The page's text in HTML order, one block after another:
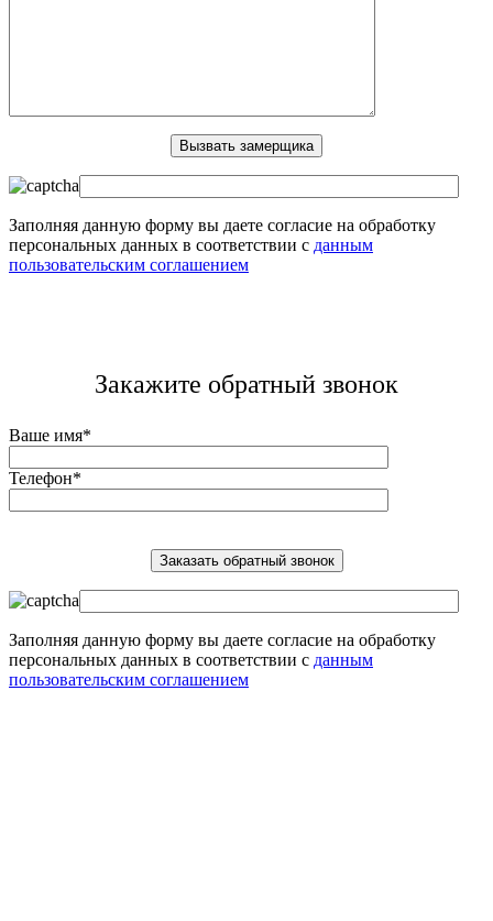
Заполняя данную форму вы даете согласие на обработку
персональных данных в соответствии с данным
пользовательским соглашением
Закажите обратный звонок
Ваше имя*
Телефон*
Заполняя данную форму вы даете согласие на обработку
персональных данных в соответствии с данным
пользовательским соглашением